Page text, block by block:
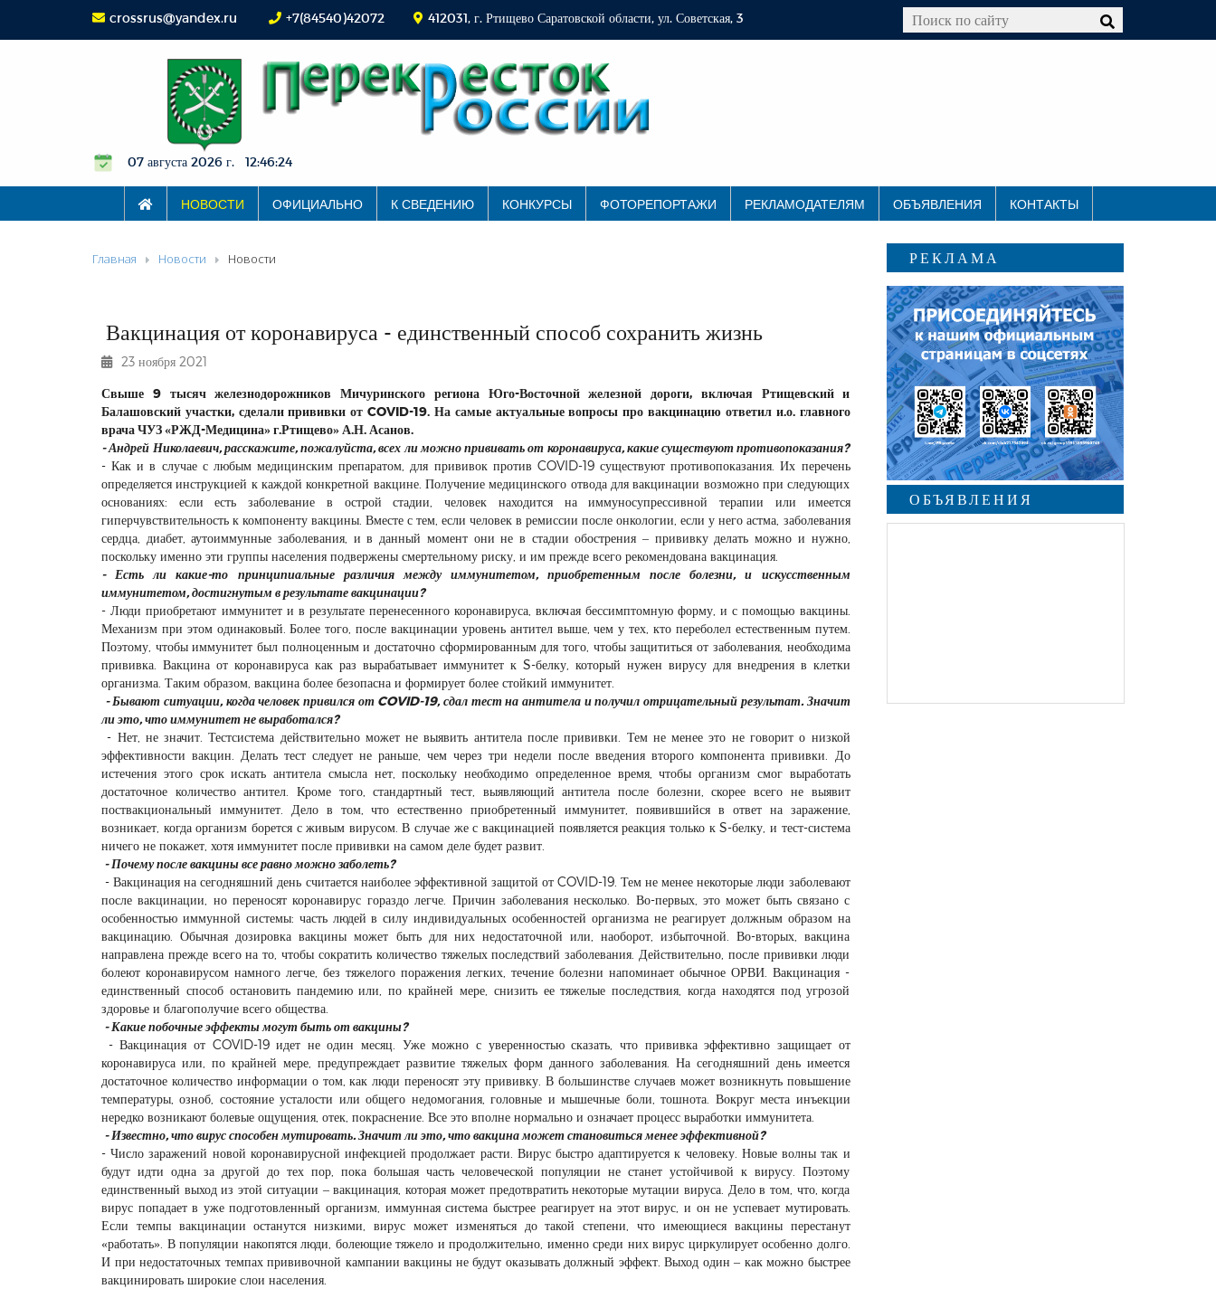
crossrus@yandex.ru +7(84540)42072 412031, г. Ртищево Саратовской области, ул. Советская, 3
07 августа 2026 г. 12:46:25
НОВОСТИ ОФИЦИАЛЬНО К СВЕДЕНИЮ КОНКУРСЫ ФОТОРЕПОРТАЖИ РЕКЛАМОДАТЕЛЯМ ОБЪЯВЛЕНИЯ КОНТАКТЫ
Главная Новости Новости
Вакцинация от коронавируса - единственный способ сохранить жизнь
23 ноября 2021
Свыше 9 тысяч железнодорожников Мичуринского региона Юго-Восточной железной дороги, включая Ртищевский и
Балашовский участки, сделали прививки от COVID-19. На самые актуальные вопросы про вакцинацию ответил и.о. главного
врача ЧУЗ «РЖД-Медицина» г.Ртищево» А.Н. Асанов.
- Андрей Николаевич, расскажите, пожалуйста, всех ли можно прививать от коронавируса, какие существуют противопоказания?
- Как и в случае с любым медицинским препаратом, для прививок против COVID-19 существуют противопоказания. Их перечень
определяется инструкцией к каждой конкретной вакцине. Получение медицинского отвода для вакцинации возможно при следующих
основаниях: если есть заболевание в острой стадии, человек находится на иммуносупрессивной терапии или имеется
гиперчувствительность к компоненту вакцины. Вместе с тем, если человек в ремиссии после онкологии, если у него астма, заболевания
сердца, диабет, аутоиммунные заболевания, и в данный момент они не в стадии обострения – прививку делать можно и нужно,
поскольку именно эти группы населения подвержены смертельному риску, и им прежде всего рекомендована вакцинация.
- Есть ли какие-то принципиальные различия между иммунитетом, приобретенным после болезни, и искусственным
иммунитетом, достигнутым в результате вакцинации?
- Люди приобретают иммунитет и в результате перенесенного коронавируса, включая бессимптомную форму, и с помощью вакцины.
Механизм при этом одинаковый. Более того, после вакцинации уровень антител выше, чем у тех, кто переболел естественным путем.
Поэтому, чтобы иммунитет был полноценным и достаточно сформированным для того, чтобы защититься от заболевания, необходима
прививка. Вакцина от коронавируса как раз вырабатывает иммунитет к S-белку, который нужен вирусу для внедрения в клетки
организма. Таким образом, вакцина более безопасна и формирует более стойкий иммунитет.
- Бывают ситуации, когда человек привился от COVID-19, сдал тест на антитела и получил отрицательный результат. Значит
ли это, что иммунитет не выработался?
- Нет, не значит. Тестсистема действительно может не выявить антитела после прививки. Тем не менее это не говорит о низкой
эффективности вакцин. Делать тест следует не раньше, чем через три недели после введения второго компонента прививки. До
истечения этого срок искать антитела смысла нет, поскольку необходимо определенное время, чтобы организм смог выработать
достаточное количество антител. Кроме того, стандартный тест, выявляющий антитела после болезни, скорее всего не выявит
поствакциональный иммунитет. Дело в том, что естественно приобретенный иммунитет, появившийся в ответ на заражение,
возникает, когда организм борется с живым вирусом. В случае же с вакцинацией появляется реакция только к S-белку, и тест-система
ничего не покажет, хотя иммунитет после прививки на самом деле будет развит.
- Почему после вакцины все равно можно заболеть?
- Вакцинация на сегодняшний день считается наиболее эффективной защитой от COVID-19. Тем не менее некоторые люди заболевают
после вакцинации, но переносят коронавирус гораздо легче. Причин заболевания несколько. Во-первых, это может быть связано с
особенностью иммунной системы: часть людей в силу индивидуальных особенностей организма не реагирует должным образом на
вакцинацию. Обычная дозировка вакцины может быть для них недостаточной или, наоборот, избыточной. Во-вторых, вакцина
направлена прежде всего на то, чтобы сократить количество тяжелых последствий заболевания. Действительно, после прививки люди
болеют коронавирусом намного легче, без тяжелого поражения легких, течение болезни напоминает обычное ОРВИ. Вакцинация -
единственный способ остановить пандемию или, по крайней мере, снизить ее тяжелые последствия, когда находятся под угрозой
здоровье и благополучие всего общества.
- Какие побочные эффекты могут быть от вакцины?
- Вакцинация от COVID-19 идет не один месяц. Уже можно с уверенностью сказать, что прививка эффективно защищает от
коронавируса или, по крайней мере, предупреждает развитие тяжелых форм данного заболевания. На сегодняшний день имеется
достаточное количество информации о том, как люди переносят эту прививку. В большинстве случаев может возникнуть повышение
температуры, озноб, состояние усталости или общего недомогания, головные и мышечные боли, тошнота. Вокруг места инъекции
нередко возникают болевые ощущения, отек, покраснение. Все это вполне нормально и означает процесс выработки иммунитета.
- Известно, что вирус способен мутировать. Значит ли это, что вакцина может становиться менее эффективной?
- Число заражений новой коронавирусной инфекцией продолжает расти. Вирус быстро адаптируется к человеку. Новые волны так и
будут идти одна за другой до тех пор, пока большая часть человеческой популяции не станет устойчивой к вирусу. Поэтому
единственный выход из этой ситуации – вакцинация, которая может предотвратить некоторые мутации вируса. Дело в том, что, когда
вирус попадает в уже подготовленный организм, иммунная система быстрее реагирует на этот вирус, и он не успевает мутировать.
Если темпы вакцинации останутся низкими, вирус может изменяться до такой степени, что имеющиеся вакцины перестанут
«работать». В популяции накопятся люди, болеющие тяжело и продолжительно, именно среди них вирус циркулирует особенно долго.
И при недостаточных темпах прививочной кампании вакцины не будут оказывать должный эффект. Выход один – как можно быстрее
вакцинировать широкие слои населения.
РЕКЛАМА
ОБЪЯВЛЕНИЯ